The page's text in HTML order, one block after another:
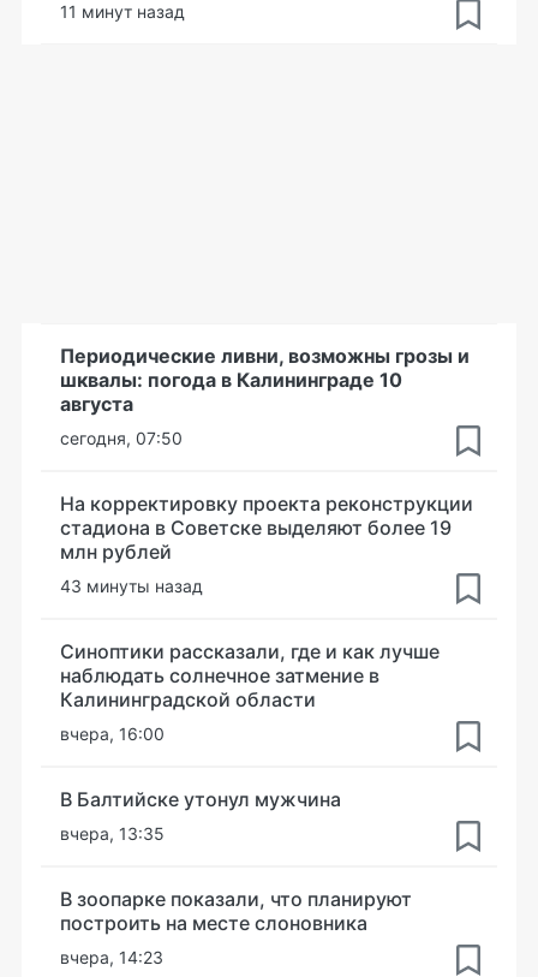
11 минут назад
Периодические ливни, возможны грозы и
шквалы: погода в Калининграде 10
августа
сегодня, 07:50
На корректировку проекта реконструкции
стадиона в Советске выделяют более 19
млн рублей
43 минуты назад
Синоптики рассказали, где и как лучше
наблюдать солнечное затмение в
Калининградской области
вчера, 16:00
В Балтийске утонул мужчина
вчера, 13:35
В зоопарке показали, что планируют
построить на месте слоновника
вчера, 14:23